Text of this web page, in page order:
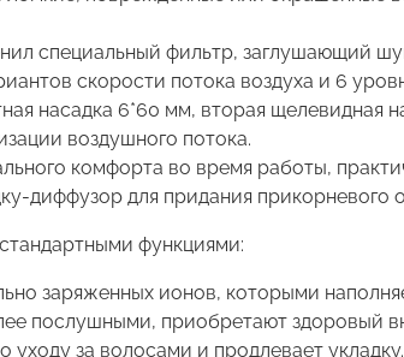
специальный фильтр, заглушающий
скорости потока воздуха и 6
насадка 6*60 мм, вторая щелевидная
воздушного потока.
комфорта во время работы,
диффузор для придания прикорневого
функциями:
заряженных ионов, которыми
послушными, приобретают здоровый
уходу за волосами и продлевает укладку.